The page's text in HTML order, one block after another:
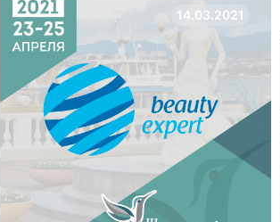
14.03.2021